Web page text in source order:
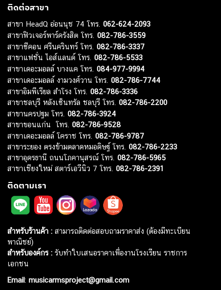
ติดต่อสาขา
สาขา HeadQ อ่อนนุช 74 โทร. 062-624-2093
สาขาฟิวเจอร์พาร์ครังสิต โทร. 082-786-3559
สาขาซีคอน ศรีนครินทร์ โทร. 082-786-3337
สาขาแฟชั่น ไอส์แลนด์ โทร. 082-786-5533
สาขาเดอะมอลล์ บางแค โทร. 084-977-9994
สาขาเดอะมอลล์ งามวงศ์วาน โทร. 082-786-7744
สาขาอิมพีเรียล สำโรง โทร. 082-786-3336
สาขาชลบุรี หลังเซ็นทรัล ชลบุรี โทร. 082-786-2200
สาขานครปฐม โทร. 082-786-3924
สาขาขอนแก่น โทร. 082-786-9528
สาขาเดอะมอลล์ โคราช โทร. 082-786-9787
สาขาระยอง ตรงข้ามตลาดหมอดิษฐ์ โทร. 082-786-2233
สาขาอุดรธานี ถนนโภคานุสรณ์ โทร. 082-786-5965
สาขาเชียงใหม่ สตาร์เอวีนิว 7 โทร. 082-786-2391
ติดตามเรา
สำหรับร้านค้า : สามารถติดต่อสอบถามราคาส่ง (ต้องมีทะเบียน
พาณิชย์)
สำหรับองค์กร : รับทำใบเสนอราคาเพื่องานโรงเรียน ราชการ
เอกชน
Email: musicarmsproject@gmail.com